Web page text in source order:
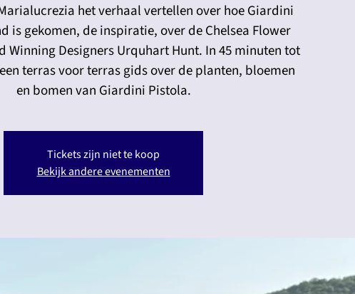
het verhaal vertellen over hoe Giardini
is gekomen, de inspiratie, over de Chelsea Flower
Winning Designers Urquhart Hunt. In 45 minuten tot
terras voor terras gids over de planten, bloemen
en bomen van Giardini Pistola.
Tickets zijn niet te koop
Bekijk andere evenementen